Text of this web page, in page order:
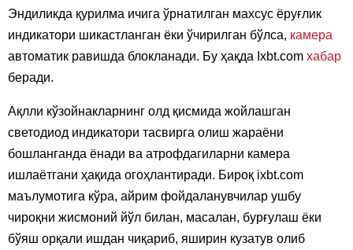
Эндиликда қурилма ичига ўрнатилган махсус ёруғлик
индикатори шикастланган ёки ўчирилган бўлса, камера
автоматик равишда блокланади. Бу ҳақда Ixbt.com хабар
беради.
Ақлли кўзойнакларнинг олд қисмида жойлашган
светодиод индикатори тасвирга олиш жараёни
бошланганда ёнади ва атрофдагиларни камера
ишлаётгани ҳақида огоҳлантиради. Бироқ ixbt.com
маълумотига кўра, айрим фойдаланувчилар ушбу
чироқни жисмоний йўл билан, масалан, бурғулаш ёки
бўяш орқали ишдан чиқариб, яширин кузатув олиб